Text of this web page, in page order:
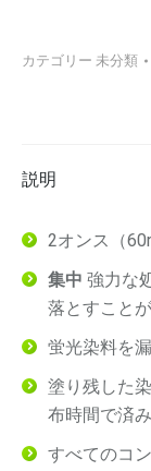
カテゴリー 未分類
説明
2オンス（
集中 強力な
落とすこと
蛍光染料を
塗り残した
布時間で済み
すべてのコ